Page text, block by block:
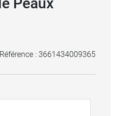
Référence : 3661434009365